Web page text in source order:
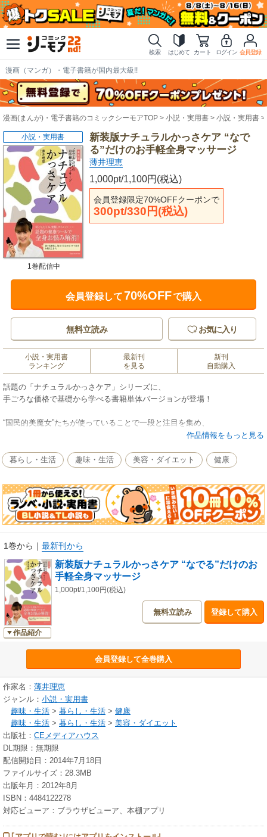
検索 はじめて カート ログイン 会員登録
漫画（マンガ）・電子書籍が国内最大級!!
漫画(まんが)・電子書籍のコミックシーモアTOP 小説・実用書 小説・実用書
新装版ナチュラルかっさケア “なで
る”だけのお手軽全身マッサージ
薄井理恵
1,000pt/1,100円(税込)
会員登録限定70%OFFクーポンで
300pt/330円(税込)
小説・実用書
1巻配信中
会員登録して70%OFFで購入
無料立読み お気に入り
小説・実用書
ランキング
最新刊
を見る
新刊
自動購入
話題の「ナチュラルかっさケア」シリーズに、
手ごろな価格で基礎から学べる書籍単体バージョンが登場！
“国民的美魔女”たちが使っていることで一段と注目を集め、
さまざまなテレビ・雑誌で取り上げられている「かっさケア」。
そこで、2011年夏の発売以来、ずっと好調な売れ行きを続けている
を、
お手ごろな価格で発売。
さらに生理痛や二日酔いなど、様々なお悩みを解決してくれる「かっさケ
ぜひこの機会に、基礎から学んでみませんか？
***ご注意ください！ この商品に「かっさ板」はついておりません。***
作品情報をもっと見る
暮らし・生活 趣味・生活 美容・ダイエット 健康
1巻から ｜ 最新刊から
作品紹介
新装版ナチュラルかっさケア “なでる”だけのお
手軽全身マッサージ
1,000pt/1,100円(税込)
無料立読み 登録して購入
会員登録して全巻購入
作家名： 薄井理恵
ジャンル： 小説・実用書
趣味・生活 > 暮らし・生活 > 健康
趣味・生活 > 暮らし・生活 > 美容・ダイエット
出版社： CEメディアハウス
DL期限：無期限
配信開始日：2014年7月18日
ファイルサイズ：28.3MB
出版年月：2012年8月
ISBN：4484122278
対応ビューア：ブラウザビューア、本棚アプリ